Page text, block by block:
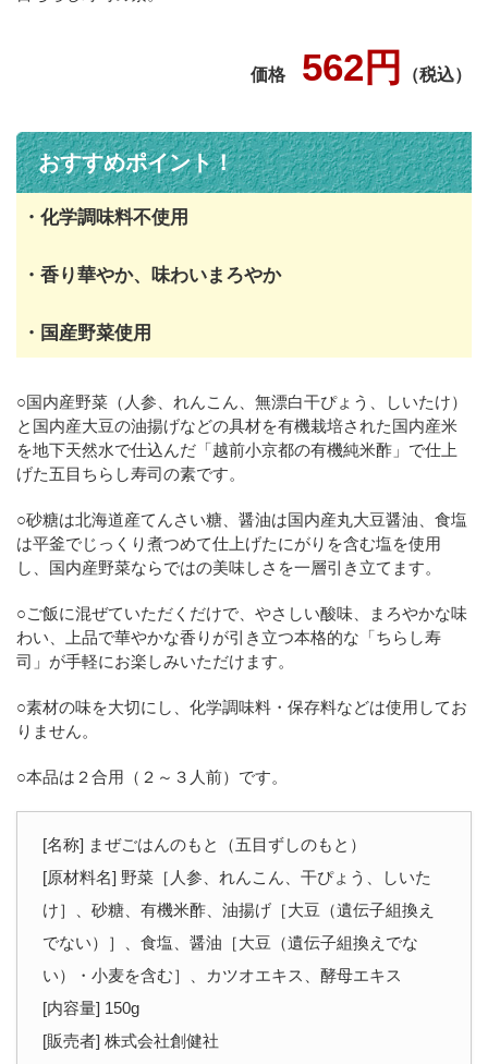
価格 562円 （税込）
おすすめポイント！
・化学調味料不使用
・香り華やか、味わいまろやか
・国産野菜使用
○国内産野菜（人参、れんこん、無漂白干ぴょう、しいたけ）
と国内産大豆の油揚げなどの具材を有機栽培された国内産米
を地下天然水で仕込んだ「越前小京都の有機純米酢」で仕上
げた五目ちらし寿司の素です。
○砂糖は北海道産てんさい糖、醤油は国内産丸大豆醤油、食塩
は平釜でじっくり煮つめて仕上げたにがりを含む塩を使用
し、国内産野菜ならではの美味しさを一層引き立てます。
○ご飯に混ぜていただくだけで、やさしい酸味、まろやかな味
わい、上品で華やかな香りが引き立つ本格的な「ちらし寿
司」が手軽にお楽しみいただけます。
○素材の味を大切にし、化学調味料・保存料などは使用してお
りません。
○本品は２合用（２～３人前）です。
[名称] まぜごはんのもと（五目ずしのもと）
[原材料名] 野菜［人参、れんこん、干ぴょう、しいた
け］、砂糖、有機米酢、油揚げ［大豆（遺伝子組換え
でない）］、食塩、醤油［大豆（遺伝子組換えでな
い）・小麦を含む］、カツオエキス、酵母エキス
[内容量] 150g
[販売者] 株式会社創健社